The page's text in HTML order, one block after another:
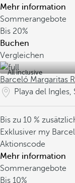
Mehr information
Sommerangebote
Bis 20%
Buchen
Vergleichen
All inclusive
Barceló Margaritas
Playa del Ingles,
Bis zu 10 %
Exklusiver my
Aktionscode
Mehr information
Sommerangebote
Bis 10%